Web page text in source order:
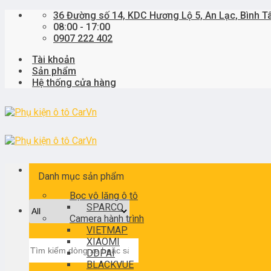
Skip
36 Đường số 14, KDC Hương Lộ 5, An Lạc, Bình
08:00 - 17:00
0907 222 402
Tài khoản
Sản phẩm
Hệ thống cửa hàng
kiếm:
Danh mục sản phẩm
Bọc vô lăng ô tô
SPARCO
Camera hành trình
VIETMAP
XIAOMI
DDPAI
BLACKVUE